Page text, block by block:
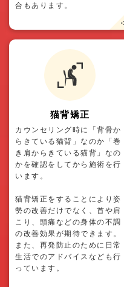
合もあります。
猫背矯正
カウンセリング時に「背骨か
らきている猫背」なのか「巻
き肩からきている猫背」なの
かを確認をしてから施術を行
います。
猫背矯正をすることにより姿
勢の改善だけでなく、首や肩
こり、頭痛などの身体の不調
の改善効果が期待できます。
また、再発防止のために日常
生活でのアドバイスなども行
っています。